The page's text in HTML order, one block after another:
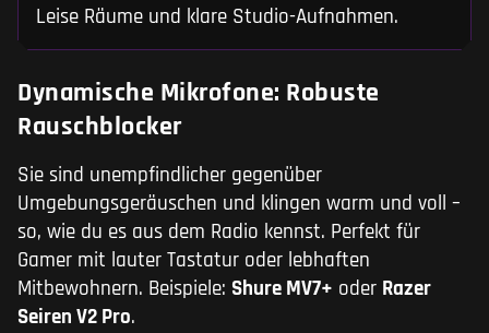
Leise Räume und klare Studio-Aufnahmen.
Dynamische Mikrofone: Robuste
Rauschblocker
Sie sind unempfindlicher gegenüber
Umgebungsgeräuschen und klingen warm und voll –
so, wie du es aus dem Radio kennst. Perfekt für
Gamer mit lauter Tastatur oder lebhaften
Mitbewohnern. Beispiele: Shure MV7+ oder Razer
Seiren V2 Pro.